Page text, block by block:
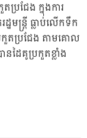
រជែង ក្នុងការ
មន្ត្រី ធ្លាប់លើកទឹក
តប្រជែង តាមគោល
ដៃគូប្រកួតខ្លាំង